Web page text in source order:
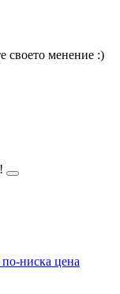
своето менение :)
ниска цена